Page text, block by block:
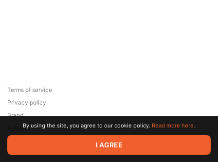
© 2026 Zaya Solutions Limited. All rights reserved. All trademarks
are the property of their respective owners.
Terms of service
Privacy policy
Brand
SupportBy using the site, you agree to our cookie policy. Read more here.
I AGREE